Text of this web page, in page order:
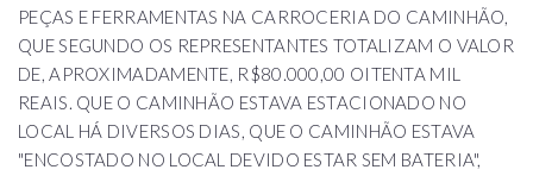
PEÇAS E FERRAMENTAS NA CARROCERIA DO CAMINHÃO,
QUE SEGUNDO OS REPRESENTANTES TOTALIZAM O VALOR
DE, APROXIMADAMENTE, R$80.000,00 OITENTA MIL
REAIS. QUE O CAMINHÃO ESTAVA ESTACIONADO NO
LOCAL HÁ DIVERSOS DIAS, QUE O CAMINHÃO ESTAVA
"ENCOSTADO NO LOCAL DEVIDO ESTAR SEM BATERIA",